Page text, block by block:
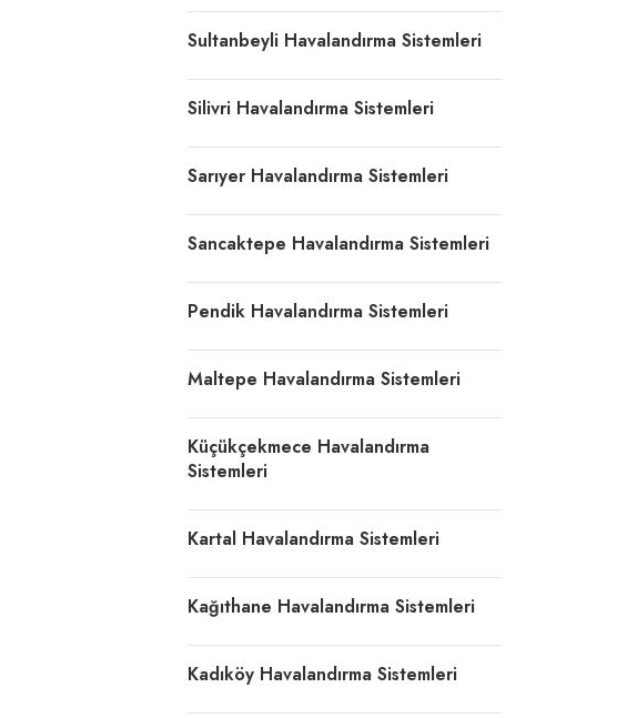
Sultanbeyli Havalandırma Sistemleri
Silivri Havalandırma Sistemleri
Sarıyer Havalandırma Sistemleri
Sancaktepe Havalandırma Sistemleri
Pendik Havalandırma Sistemleri
Maltepe Havalandırma Sistemleri
Küçükçekmece Havalandırma
Sistemleri
Kartal Havalandırma Sistemleri
Kağıthane Havalandırma Sistemleri
Kadıköy Havalandırma Sistemleri